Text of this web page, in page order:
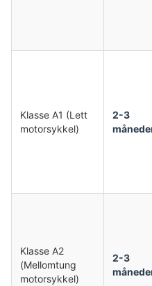
Klasse A1 (Lett
motorsykkel)
2-3
Klasse A2
(Mellomtung
motorsykkel)
2-3